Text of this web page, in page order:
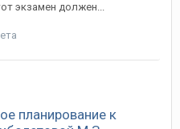
экзамен должен...
планирование к